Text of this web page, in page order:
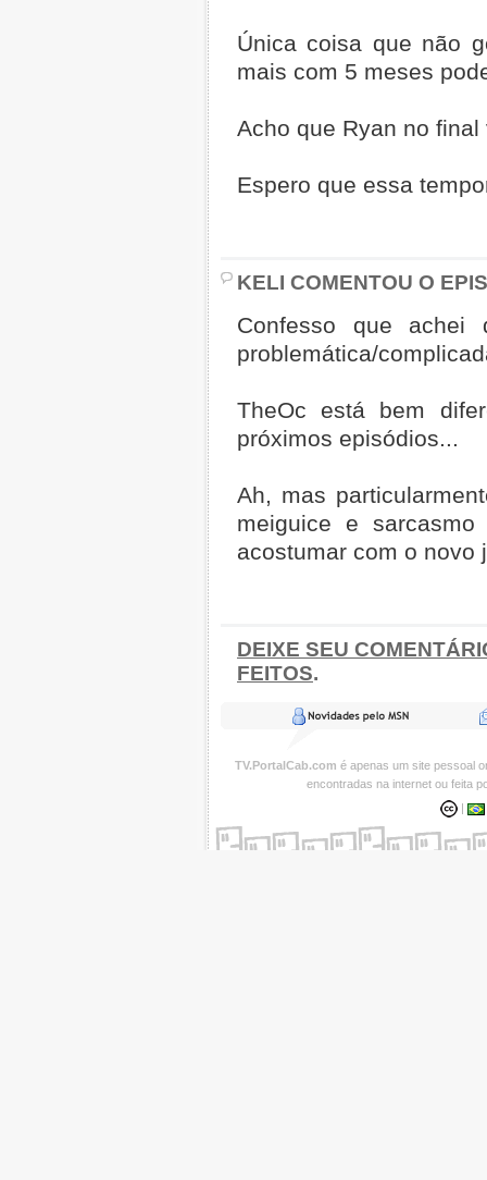
Única coisa que não
mais com 5 meses
Acho que Ryan no
Espero que essa
KELI COMENTOU O
Confesso que
problemática/
TheOc está bem
próximos episódios...
Ah, mas
meiguice e
acostumar com o novo
DEIXE SEU
FEITOS.
TV.PortalCab.com é apenas um site pessoal
encontradas na internet ou feita
|